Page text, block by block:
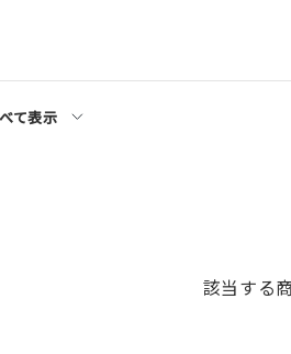
て表示
該当する